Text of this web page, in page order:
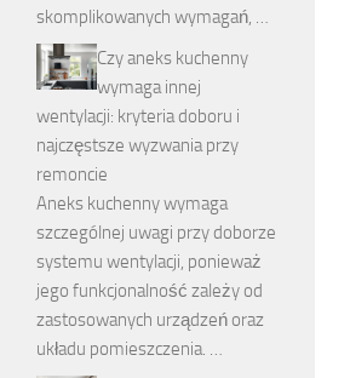
skomplikowanych wymagań, …
Czy aneks kuchenny
wymaga innej
wentylacji: kryteria doboru i
najczęstsze wyzwania przy
remoncie
Aneks kuchenny wymaga
szczególnej uwagi przy doborze
systemu wentylacji, ponieważ
jego funkcjonalność zależy od
zastosowanych urządzeń oraz
układu pomieszczenia. …